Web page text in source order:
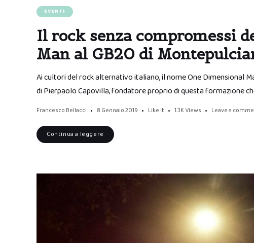
EVENTI
Il rock senza compromessi
Man al GB20 di
Ai cultori del rock alternativo italiano, il nome One Dimensional
di Pierpaolo Capovilla, fondatore proprio di questa formazione
Francesco Bellacci 8 Gennaio 2019 Like it 1.3K Views Leave a
Continua a leggere